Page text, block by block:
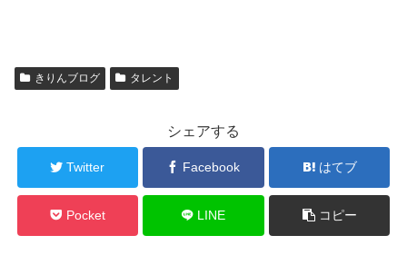
きりんブログ タレント
シェアする
Twitter Facebook はてブ
Pocket LINE コピー